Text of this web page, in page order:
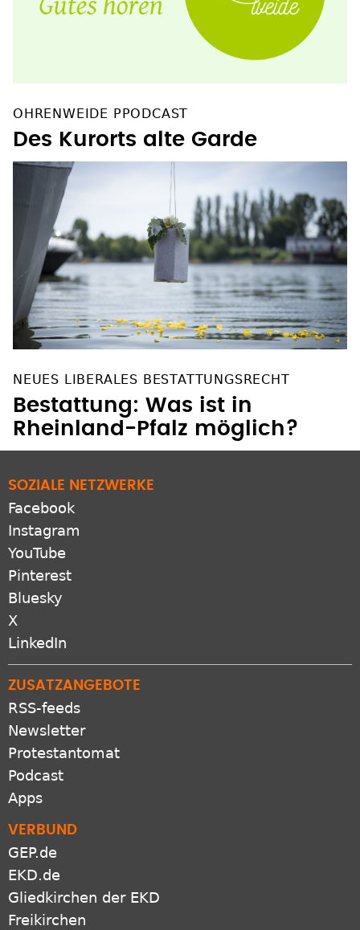
OHRENWEIDE PPODCAST
Des Kurorts alte Garde
NEUES LIBERALES BESTATTUNGSRECHT
Bestattung: Was ist in
Rheinland-Pfalz möglich?
SOZIALE NETZWERKE
Facebook
Instagram
YouTube
Pinterest
Bluesky
X
LinkedIn
ZUSATZANGEBOTE
RSS-feeds
Newsletter
Protestantomat
Podcast
Apps
VERBUND
GEP.de
EKD.de
Gliedkirchen der EKD
Freikirchen